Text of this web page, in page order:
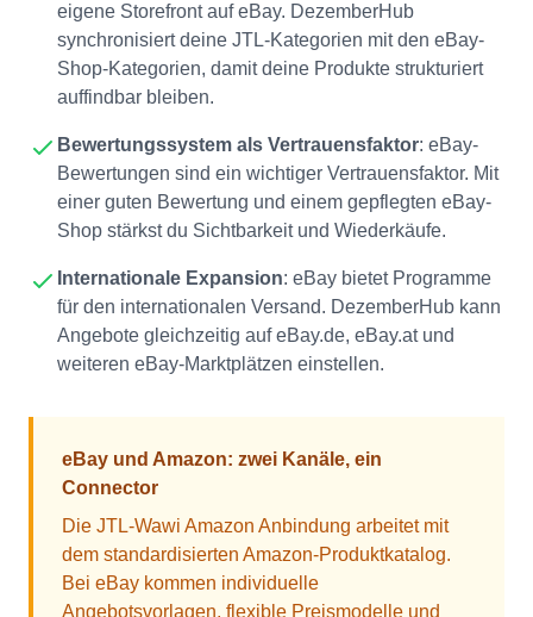
eigene Storefront auf eBay. DezemberHub
synchronisiert deine JTL-Kategorien mit den eBay-
Shop-Kategorien, damit deine Produkte strukturiert
auffindbar bleiben.
Bewertungssystem als Vertrauensfaktor: eBay-
Bewertungen sind ein wichtiger Vertrauensfaktor. Mit
einer guten Bewertung und einem gepflegten eBay-
Shop stärkst du Sichtbarkeit und Wiederkäufe.
Internationale Expansion: eBay bietet Programme
für den internationalen Versand. DezemberHub kann
Angebote gleichzeitig auf eBay.de, eBay.at und
weiteren eBay-Marktplätzen einstellen.
eBay und Amazon: zwei Kanäle, ein
Connector
Die JTL-Wawi Amazon Anbindung arbeitet mit
dem standardisierten Amazon-Produktkatalog.
Bei eBay kommen individuelle
Angebotsvorlagen, flexible Preismodelle und